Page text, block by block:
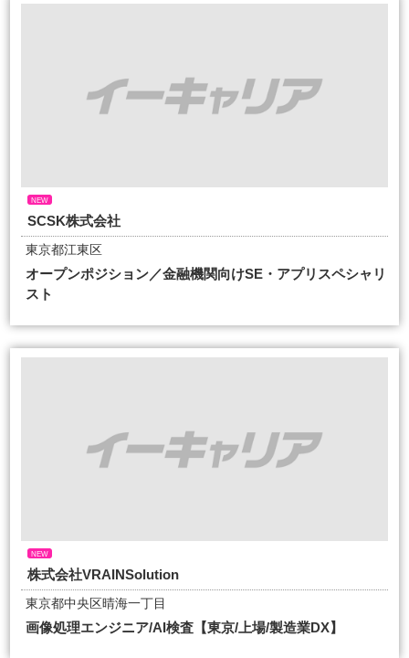
NEW
SCSK株式会社
東京都江東区
オープンポジション／金融機関向けSE・アプリスペシャリ
スト
NEW
株式会社VRAINSolution
東京都中央区晴海一丁目
画像処理エンジニア/AI検査【東京/上場/製造業DX】